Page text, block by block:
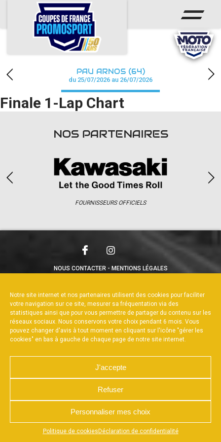
Notre site internet et nos partenaires utilisent des cookies pour faciliter
votre navigation sur ce site, mesurer sa fréquentation via des
statistiques ainsi que pour vous permettre de partager du contenu sur les
réseaux sociaux. Nous conservons votre choix pendant 6 mois. Vous
pouvez changer d'avis à tout moment en cliquant sur l'icône "gérer les
cookies" en bas à gauche de chaque page de notre site internet.
J'accepte
Refuser
Personnaliser mes choix
Politique de cookies Déclaration de confidentialité
Appuyez sur le bouton partager en bas de votre
ACCUEIL
ACTUS
CALENDRIER
CHAMPIONNAT
RÉSULTATS
accéder à la billetterie
PAU ARNOS (64)
du 25/07/2026 au 26/07/2026
Finale 1-Lap Chart
NOS PARTENAIRES
FOURNISSEURS OFFICIELS
NOUS CONTACTER
MENTIONS LÉGALES
RÉALISÉ PAR L’AGENCE WEB A3WEB